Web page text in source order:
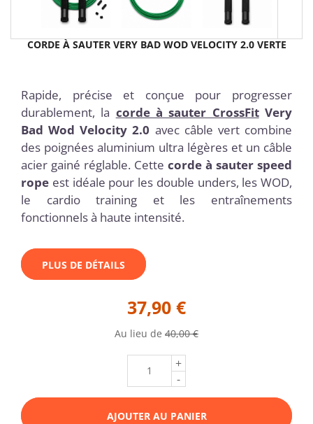
CORDE À SAUTER VERY BAD WOD VELOCITY 2.0 VERTE
Rapide, précise et conçue pour progresser
durablement, la corde à sauter CrossFitVery
Bad Wod Velocity 2.0 avec câble vert combine
des poignées aluminium ultra légères et un câble
acier gainé réglable. Cette corde à sauter speed
rope est idéale pour les double unders, les WOD,
le cardio training et les entraînements
fonctionnels à haute intensité.
PLUS DE DÉTAILS
37,90 €
Au lieu de 40,00 €
+
-
AJOUTER AU PANIER